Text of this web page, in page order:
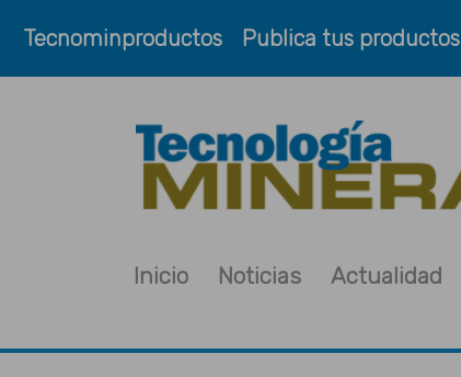
Tecnominproductos Publica tus productos
Inicio Noticias Actualidad